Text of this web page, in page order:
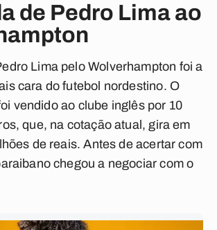
de Pedro Lima ao
Lima pelo Wolverhampton foi a
cara do futebol nordestino. O
vendido ao clube inglês por 10
que, na cotação atual, gira em
de reais. Antes de acertar com
chegou a negociar com o